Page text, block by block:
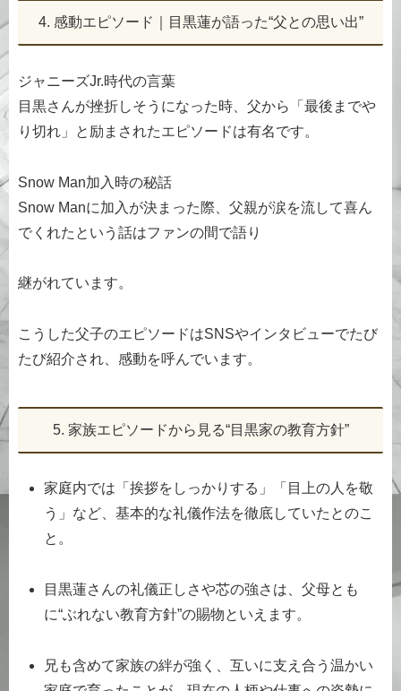
4. 感動エピソード｜目黒蓮が語った“父との思い出”
ジャニーズJr.時代の言葉
目黒さんが挫折しそうになった時、父から「最後までや
り切れ」と励まされたエピソードは有名です。
Snow Man加入時の秘話
Snow Manに加入が決まった際、父親が涙を流して喜ん
でくれたという話はファンの間で語り
継がれています。
こうした父子のエピソードはSNSやインタビューでたび
たび紹介され、感動を呼んでいます。
5. 家族エピソードから見る“目黒家の教育方針”
家庭内では「挨拶をしっかりする」「目上の人を敬
う」など、基本的な礼儀作法を徹底していたとのこ
と。
目黒蓮さんの礼儀正しさや芯の強さは、父母とも
に“ぶれない教育方針”の賜物といえます。
兄も含めて家族の絆が強く、互いに支え合う温かい